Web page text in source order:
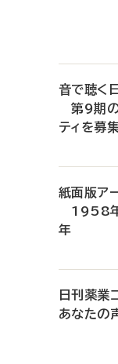
音で聴く
第9期の
ティを募
紙面版ア
1958
年
日刊薬
あなたの